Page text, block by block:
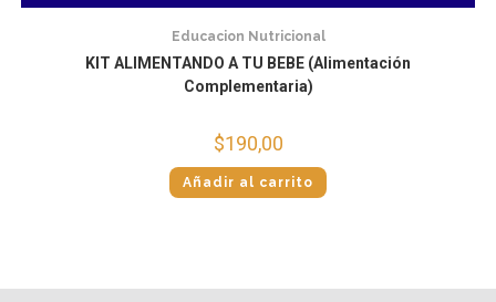
Educacion Nutricional
KIT ALIMENTANDO A TU BEBE (Alimentación
Complementaria)
$190,00
Añadir al carrito